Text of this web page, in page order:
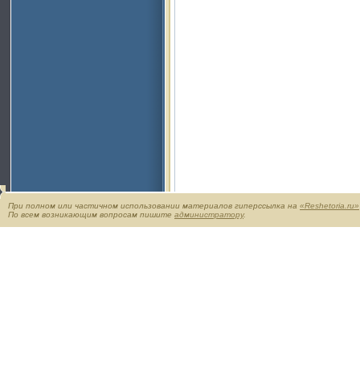
При полном или частичном использовании материалов гиперссылка на «Reshetoria.ru»
По всем возникающим вопросам пишите администратору.